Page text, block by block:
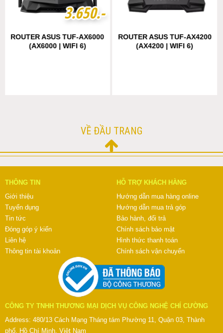
3.650.-
3.650.-
ROUTER ASUS TUF-AX6000
(AX6000 | WIFI 6)
ROUTER ASUS TUF-AX4200
(AX4200 | WIFI 6)
VỀ ĐẦU TRANG
THÔNG TIN
Giới thiệu
Tuyển dụng
Tin tức
Đóng góp ý kiến
Liên hệ
Thông tin tài khoản
HỖ TRỢ KHÁCH HÀNG
Hướng dẫn mua hàng online
Hướng dẫn mua trả góp
Bảo hành, đổi trả
Chính sách bảo mật
Hình thức thanh toán
Chính sách vận chuyển
CÔNG TY TNHH THƯƠNG MẠI DỊCH VỤ CÔNG NGHỆ CHÍ CƯỜNG
Address: 480/13 Cách Mạng Tháng tám Phường 11, Quận 03, Thành
phố. Hồ Chí Minh, Việt Nam